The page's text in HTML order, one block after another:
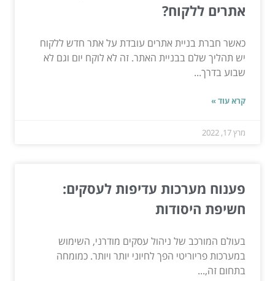
אתרים ללקוח?
כאשר חברת בניית אתרים עובדת על אתר חדש ללקוח
יש תהליך שלם בבניית האתר. זה לא לוקח יום וגם לא
שבוע בדרך...
קרא עוד »
מרץ 17, 2022
פענוח מערכות עדיפות לעסקים:
חשיפת היסודות
בעולם המורכב של ניהול עסקים מודרני, השימוש
במערכות פריוריטי הפך לחיוני יותר ויותר. כמומחה
בתחום זה,...